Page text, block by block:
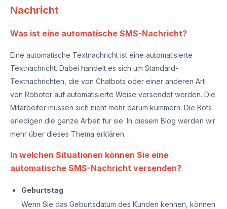
Nachricht
Was ist eine automatische SMS-Nachricht?
Eine automatische Textnachricht ist eine automatisierte
Textnachricht. Dabei handelt es sich um Standard-
Textnachrichten, die von Chatbots oder einer anderen Art
von Roboter auf automatisierte Weise versendet werden. Die
Mitarbeiter müssen sich nicht mehr darum kümmern. Die Bots
erledigen die ganze Arbeit für sie. In diesem Blog werden wir
mehr über dieses Thema erklären.
In welchen Situationen können Sie eine
automatische SMS-Nachricht versenden?
Geburtstag
Wenn Sie das Geburtsdatum des Kunden kennen, können